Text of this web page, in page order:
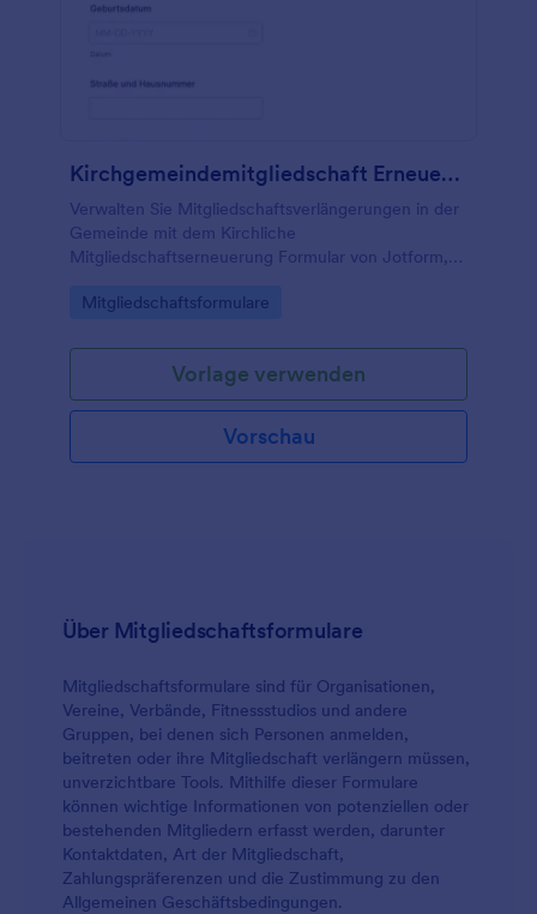
Kirchgemeindemitgliedschaft Erneuerung Formular
Verwalten Sie Mitgliedschaftsverlängerungen in der
Gemeinde mit dem Kirchliche
Mitgliedschaftserneuerung Formular von Jotform,
Weitergabe und übersichtlicher Verwaltung jeder
Go to Category:
Mitgliedschaftsformulare
Vorlage verwenden
Vorschau
Über Mitgliedschaftsformulare
Mitgliedschaftsformulare sind für Organisationen,
Vereine, Verbände, Fitnessstudios und andere
Gruppen, bei denen sich Personen anmelden,
beitreten oder ihre Mitgliedschaft verlängern müssen,
unverzichtbare Tools. Mithilfe dieser Formulare
können wichtige Informationen von potenziellen oder
bestehenden Mitgliedern erfasst werden, darunter
Kontaktdaten, Art der Mitgliedschaft,
Zahlungspräferenzen und die Zustimmung zu den
Allgemeinen Geschäftsbedingungen.